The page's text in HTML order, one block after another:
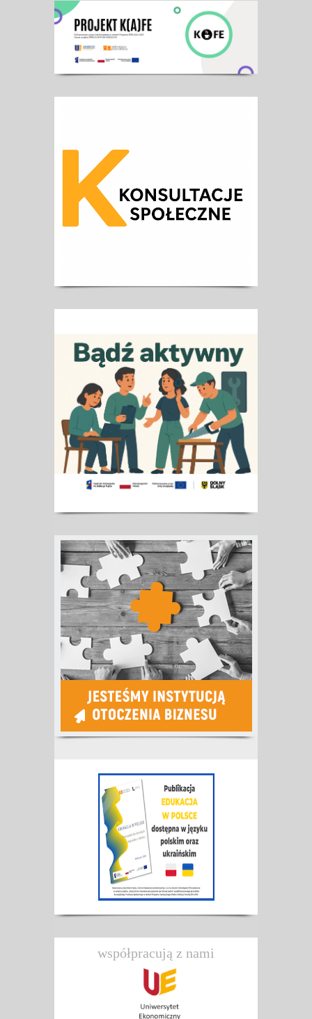
współpracują z nami